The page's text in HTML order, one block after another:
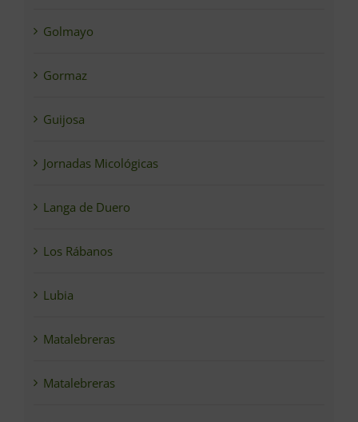
Golmayo
Gormaz
Guijosa
Jornadas Micológicas
Langa de Duero
Los Rábanos
Lubia
Matalebreras
Matalebreras